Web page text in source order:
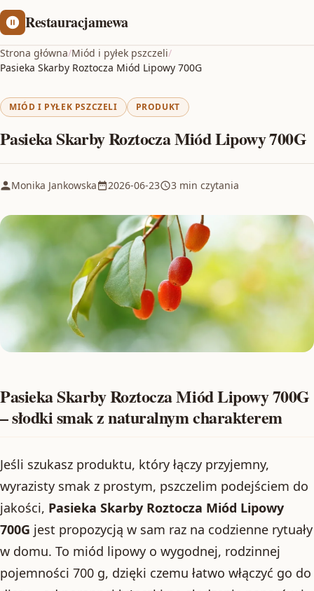
Restauracjamewa
Strona główna/Miód i pyłek pszczeli/
Pasieka Skarby Roztocza Miód Lipowy 700G
MIÓD I PYŁEK PSZCZELI PRODUKT
Pasieka Skarby Roztocza Miód Lipowy 700G
Monika Jankowska 2026-06-23 3 min czytania
Pasieka Skarby Roztocza Miód Lipowy 700G
– słodki smak z naturalnym charakterem
Jeśli szukasz produktu, który łączy przyjemny,
wyrazisty smak z prostym, pszczelim podejściem do
jakości, Pasieka Skarby Roztocza Miód Lipowy
700G jest propozycją w sam raz na codzienne rytuały
w domu. To miód lipowy o wygodnej, rodzinnej
pojemności 700 g, dzięki czemu łatwo włączyć go do